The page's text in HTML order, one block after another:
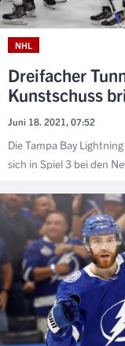
NHL
Dreifacher
Kunstschuss
Juni 18. 2021, 07:52
Die Tampa Bay
sich in Spiel 3 bei den